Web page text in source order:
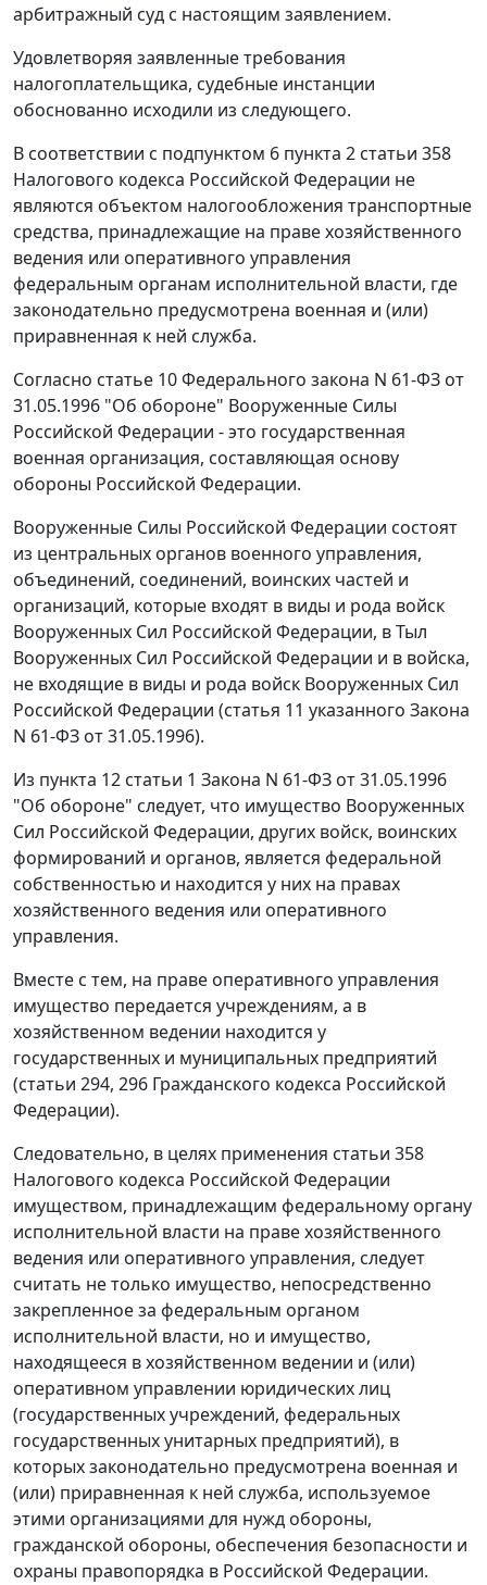
арбитражный суд с настоящим заявлением.
Удовлетворяя заявленные требования
налогоплательщика, судебные инстанции
обоснованно исходили из следующего.
В соответствии с подпунктом 6 пункта 2 статьи 358
Налогового кодекса Российской Федерации не
являются объектом налогообложения транспортные
средства, принадлежащие на праве хозяйственного
ведения или оперативного управления
федеральным органам исполнительной власти, где
законодательно предусмотрена военная и (или)
приравненная к ней служба.
Согласно статье 10Федерального закона N 61-ФЗ от
31.05.1996 "Об обороне" Вооруженные Силы
Российской Федерации - это государственная
военная организация, составляющая основу
обороны Российской Федерации.
Вооруженные Силы Российской Федерации состоят
из центральных органов военного управления,
объединений, соединений, воинских частей и
организаций, которые входят в виды и рода войск
Вооруженных Сил Российской Федерации, в Тыл
Вооруженных Сил Российской Федерации и в войска,
не входящие в виды и рода войск Вооруженных Сил
Российской Федерации (статья 11 указанного Закона
N 61-ФЗ от 31.05.1996).
Из пункта 12 статьи 1 Закона N 61-ФЗ от 31.05.1996
"Об обороне" следует, что имущество Вооруженных
Сил Российской Федерации, других войск, воинских
формирований и органов, является федеральной
собственностью и находится у них на правах
хозяйственного ведения или оперативного
управления.
Вместе с тем, на праве оперативного управления
имущество передается учреждениям, а в
хозяйственном ведении находится у
государственных и муниципальных предприятий
(статьи 294, 296 Гражданского кодекса Российской
Федерации).
Следовательно, в целях применения статьи 358
Налогового кодекса Российской Федерации
имуществом, принадлежащим федеральному органу
исполнительной власти на праве хозяйственного
ведения или оперативного управления, следует
считать не только имущество, непосредственно
закрепленное за федеральным органом
исполнительной власти, но и имущество,
находящееся в хозяйственном ведении и (или)
оперативном управлении юридических лиц
(государственных учреждений, федеральных
государственных унитарных предприятий), в
которых законодательно предусмотрена военная и
(или) приравненная к ней служба, используемое
этими организациями для нужд обороны,
гражданской обороны, обеспечения безопасности и
охраны правопорядка в Российской Федерации.